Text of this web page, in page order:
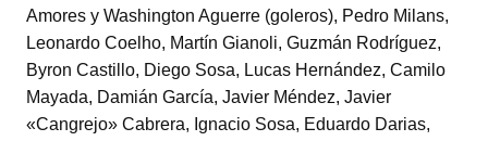
Amores y Washington Aguerre (goleros), Pedro Milans,
Leonardo Coelho, Martín Gianoli, Guzmán Rodríguez,
Byron Castillo, Diego Sosa, Lucas Hernández, Camilo
Mayada, Damián García, Javier Méndez, Javier
«Cangrejo» Cabrera, Ignacio Sosa, Eduardo Darias,